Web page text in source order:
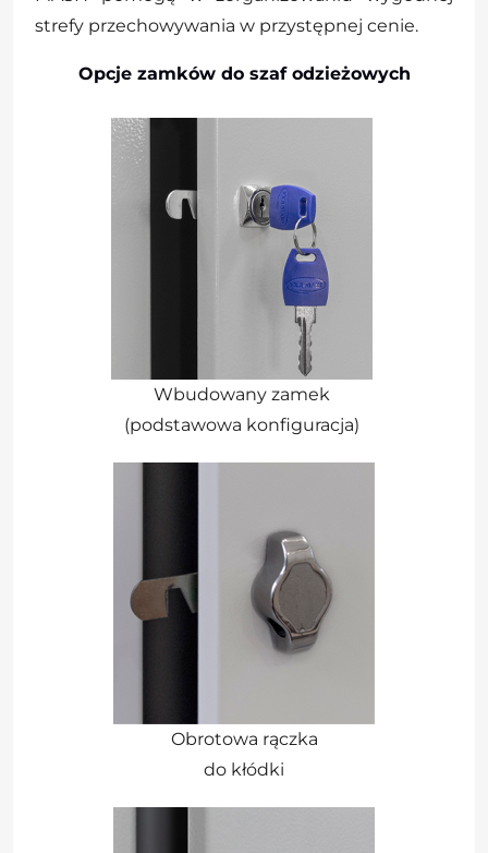
strefy przechowywania w przystępnej cenie.
Opcje zamków do szaf odzieżowych
Wbudowany zamek
(podstawowa konfiguracja)
Obrotowa rączka
do kłódki